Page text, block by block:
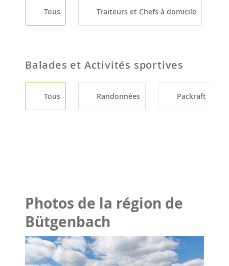
Tous Traiteurs et Chefs à domicile
Balades et Activités sportives
Tous Randonnées Packraft
Photos de la région de
Bütgenbach